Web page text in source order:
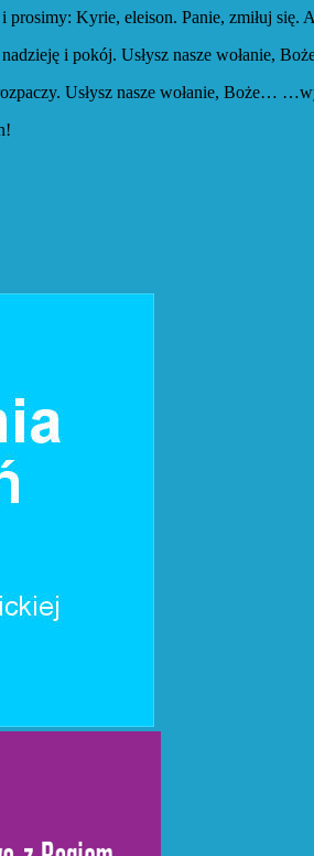
prosimy: Kyrie, eleison. Panie, zmiłuj się.
i pokój. Usłysz nasze wołanie,
Usłysz nasze wołanie, Boże…